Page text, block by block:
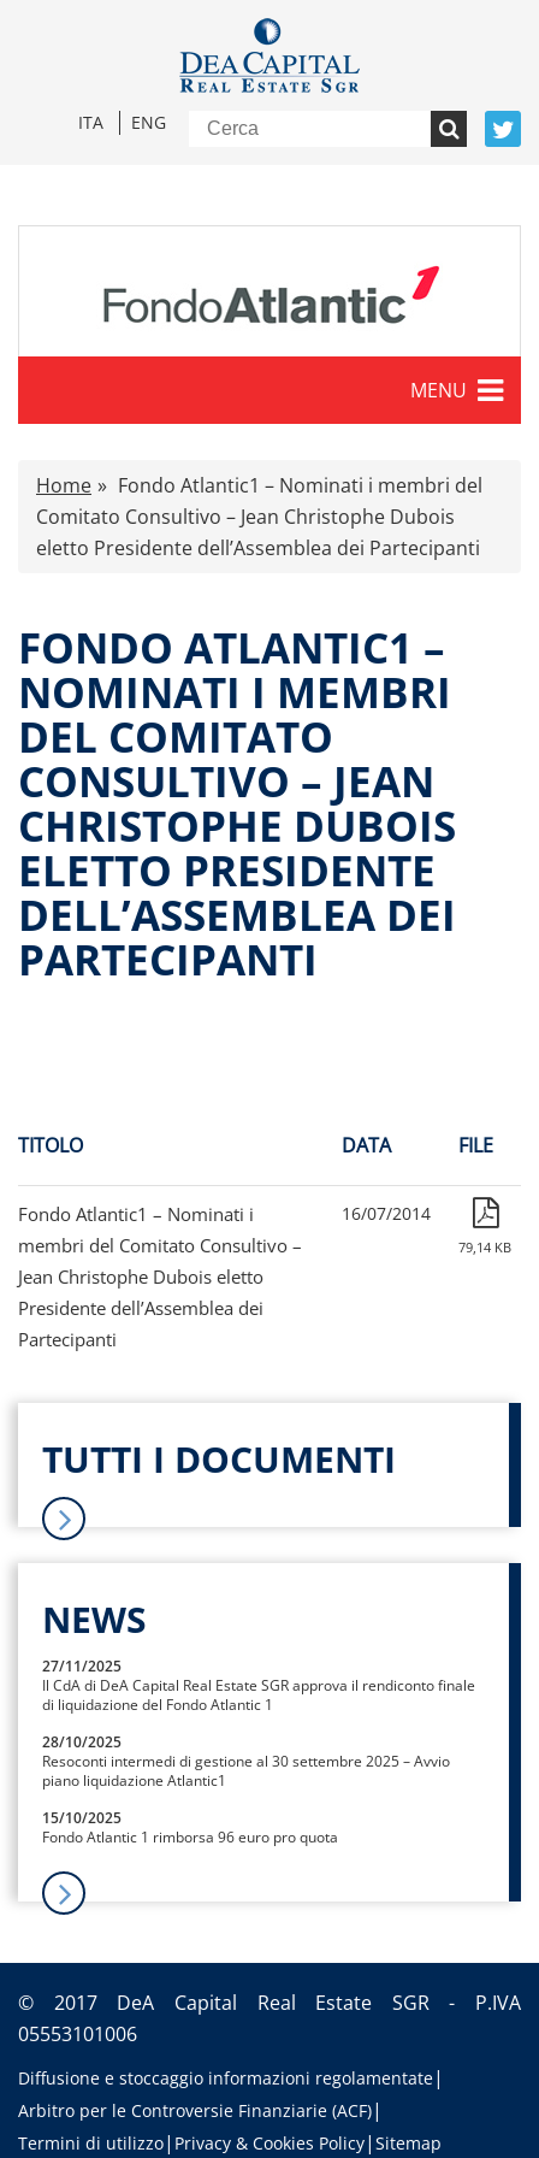
ITA ENG
MENU
Caratteristiche
Comunicati stampa
Dati storici performance
Relazioni di gestione e Resoconti intermedi
Governance
Assemblee
Proroga del fondo
Contatti
Tutti i documenti
Home
Fondo Atlantic1 – Nominati i membri del
Comitato Consultivo – Jean Christophe Dubois
eletto Presidente dell’Assemblea dei Partecipanti
FONDO ATLANTIC1 –
NOMINATI I MEMBRI
DEL COMITATO
CONSULTIVO – JEAN
CHRISTOPHE DUBOIS
ELETTO PRESIDENTE
DELL’ASSEMBLEA DEI
PARTECIPANTI
TITOLO DATA FILE
Fondo Atlantic1 – Nominati i
membri del Comitato Consultivo –
Jean Christophe Dubois eletto
Presidente dell’Assemblea dei
Partecipanti
16/07/2014
79,14 KB
TUTTI I DOCUMENTI
NEWS
27/11/2025
Il CdA di DeA Capital Real Estate SGR approva il rendiconto finale
di liquidazione del Fondo Atlantic 1
28/10/2025
Resoconti intermedi di gestione al 30 settembre 2025 – Avvio
piano liquidazione Atlantic1
15/10/2025
Fondo Atlantic 1 rimborsa 96 euro pro quota
© 2017 DeA Capital Real Estate SGR - P.IVA
05553101006
Diffusione e stoccaggio informazioni regolamentate
Arbitro per le Controversie Finanziarie (ACF)
Termini di utilizzo Privacy & Cookies Policy Sitemap